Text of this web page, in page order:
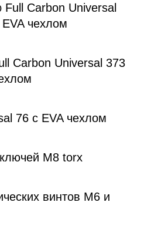
Carbon Universal
чехлом
Carbon Universal 373
76 с EVA чехлом
M8 torx
винтов M6 и